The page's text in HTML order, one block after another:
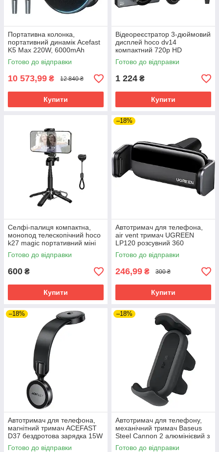
Портативна колонка,
портативний динамік Acefast
K5 Max 220W, 6000mAh
акумулятор
Готово до відправки
10 573,99 ₴ 12 840 ₴
Купити
Відеореєстратор 3-дюймовий
дисплей hoco dv14
компактний 720p HD
Готово до відправки
1 224 ₴
Купити
Селфі-палиця компактна,
монопод телескопічний hoco
k27 magic портативний міні
штатив
Готово до відправки
600 ₴
Купити
–18%
Автотримач для телефона,
air vent тримач UGREEN
LP120 розсувний 360
градусів
Готово до відправки
246,99 ₴ 300 ₴
Купити
–18%
Автотримач для телефона,
магнітний тримач ACEFAST
D37 бездротова зарядка 15W
Готово до відправки
–18%
Автотримач для телефону,
механічний тримач Baseus
Steel Cannon 2 алюмінієвий з
360° обертанням
Готово до відправки